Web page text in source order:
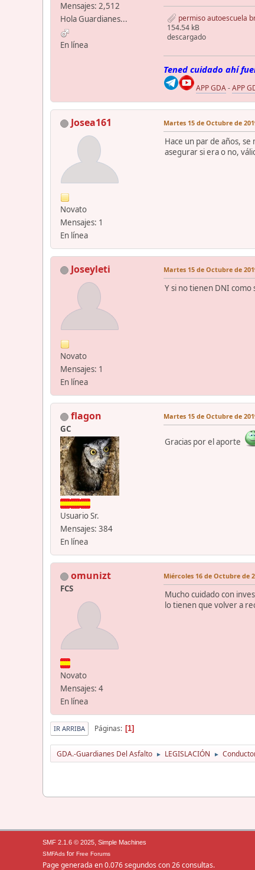
Mensajes: 2,512
Hola Guardianes...
En línea
permiso autoescuela
154.54 kB
descargado
Tened cuidado ahí
APP GDA-APP
Josea161
Novato
Mensajes: 1
En línea
Martes 15 de Octubre de
Hace un par de años,
asegurar si era o no,
Joseyleti
Novato
Mensajes: 1
En línea
Martes 15 de Octubre de
Y si no tienen DNI como
flagon
GC
Usuario Sr.
Mensajes: 384
En línea
Martes 15 de Octubre de
Gracias por el aporte
omunizt
FCS
Novato
Mensajes: 4
En línea
Miércoles 16 de Octubre de
Mucho cuidado con
lo tienen que volver a
IR ARRIBA Páginas 1
GDA.-Guardianes Del Asfalto ► LEGISLACIÓN ►
SMF 2.1.6 © 2025, Simple Machines
SMFAds for Free Forums
Page generada en 0.076 segundos con 26 consultas.